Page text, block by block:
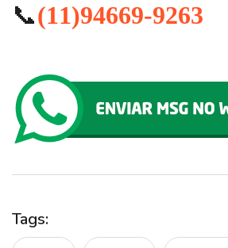
📞(11)94669-9263
Tags: